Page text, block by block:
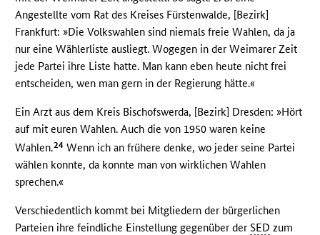
Angestellte vom Rat des Kreises Fürstenwalde, [Bezirk]
Frankfurt: »Die Volkswahlen sind niemals freie Wahlen, da ja
nur eine Wählerliste ausliegt. Wogegen in der Weimarer Zeit
jede Partei ihre Liste hatte. Man kann eben heute nicht frei
entscheiden, wen man gern in der Regierung hätte.«
Ein Arzt aus dem Kreis Bischofswerda, [Bezirk] Dresden: »Hört
auf mit euren Wahlen. Auch die von 1950 waren keine
Wahlen.24 Wenn ich an frühere denke, wo jeder seine Partei
wählen konnte, da konnte man von wirklichen Wahlen
sprechen.«
Verschiedentlich kommt bei Mitgliedern der bürgerlichen
Parteien ihre feindliche Einstellung gegenüber derSED zum